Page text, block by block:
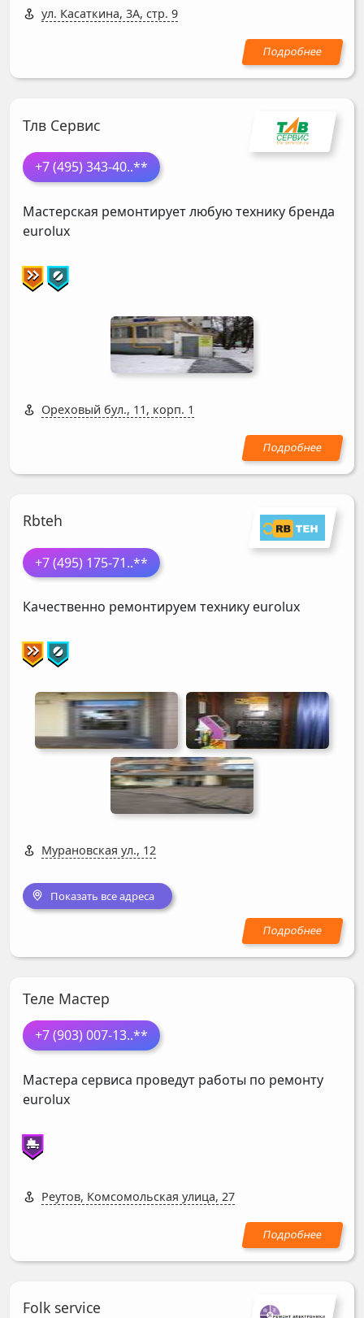
ул. Касаткина, 3А, стр. 9
Тлв Сервис
+7 (495) 343-40..**
Мастерская ремонтирует любую технику бренда
eurolux
Ореховый бул., 11, корп. 1
Rbteh
+7 (495) 175-71..**
Качественно ремонтируем технику eurolux
Мурановская ул., 12
Показать все адреса
Теле Мастер
+7 (903) 007-13..**
Мастера сервиса проведут работы по ремонту
eurolux
Реутов, Комсомольская улица, 27
Folk service